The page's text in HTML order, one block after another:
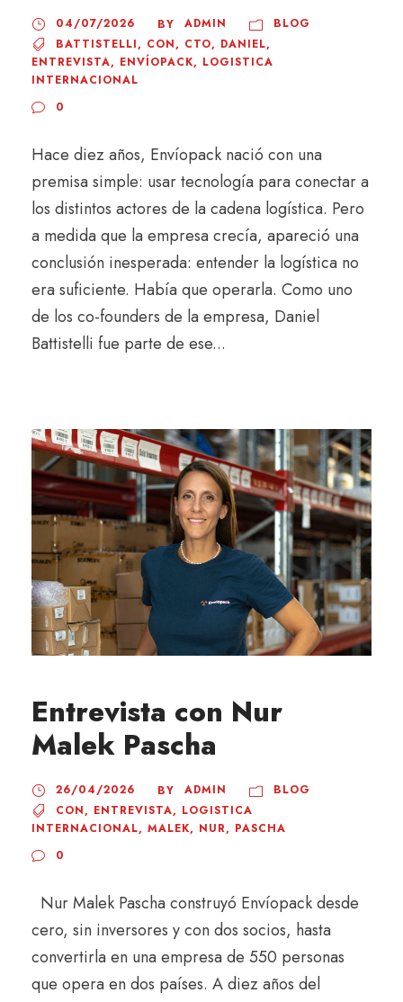
04/07/2026 BY ADMIN
BLOG
BATTISTELLI, CON, CTO, DANIEL,
ENTREVISTA, ENVÍOPACK, LOGISTICA
INTERNACIONAL
0
Hace diez años, Envíopack nació con una
premisa simple: usar tecnología para conectar a
los distintos actores de la cadena logística. Pero
a medida que la empresa crecía, apareció una
conclusión inesperada: entender la logística no
era suficiente. Había que operarla. Como uno
de los co-founders de la empresa, Daniel
Battistelli fue parte de ese...
Entrevista con Nur
Malek Pascha
26/04/2026 BY ADMIN
BLOG
CON, ENTREVISTA, LOGISTICA
INTERNACIONAL, MALEK, NUR, PASCHA
0
Nur Malek Pascha construyó Envíopack desde
cero, sin inversores y con dos socios, hasta
convertirla en una empresa de 550 personas
que opera en dos países. A diez años del